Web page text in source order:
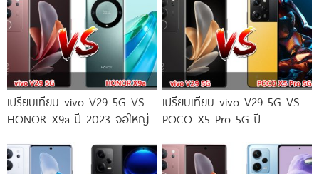
เปรียบเทียบ vivo V29 5G VS
HONOR X9a ปี 2023 จอใหญ่
เปรียบเทียบ vivo V29 5G VS
POCO X5 Pro 5G ปี